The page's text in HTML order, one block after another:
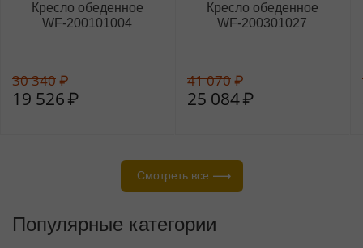
Кресло обеденное
WF‑200101004
30 340₽
19 526₽
Кресло обеденное
WF‑200301027
41 070₽
25 084₽
Смотреть все
Популярные категории